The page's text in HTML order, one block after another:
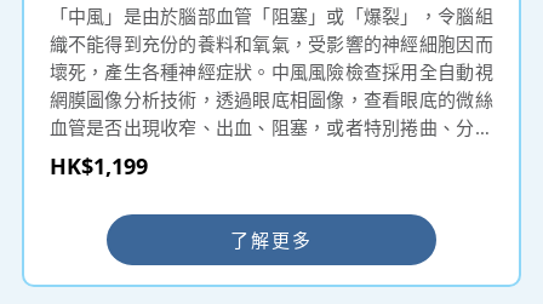
「中風」是由於腦部血管「阻塞」或「爆裂」，令腦組
織不能得到充份的養料和氧氣，受影響的神經細胞因而
壞死，產生各種神經症狀。中風風險檢查採用全自動視
網膜圖像分析技術，透過眼底相圖像，查看眼底的微絲
血管是否出現收窄、出血、阻塞，或者特別捲曲、分叉
角度異常等特徵，從而評估整體腦血管狀態，而反映出
中風的機會，及早得悉血管狀況有助盡早作出預防治
HK$1,199
了解更多